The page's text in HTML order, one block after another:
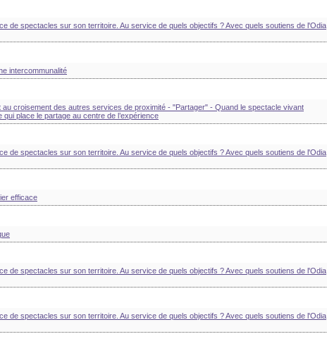
de spectacles sur son territoire. Au service de quels objectifs ? Avec quels soutiens de l'Odia
intercommunalité
croisement des autres services de proximité - "Partager" - Quand le spectacle vivant
place le partage au centre de l’expérience
de spectacles sur son territoire. Au service de quels objectifs ? Avec quels soutiens de l'Odia
efficace
de spectacles sur son territoire. Au service de quels objectifs ? Avec quels soutiens de l'Odia
de spectacles sur son territoire. Au service de quels objectifs ? Avec quels soutiens de l'Odia